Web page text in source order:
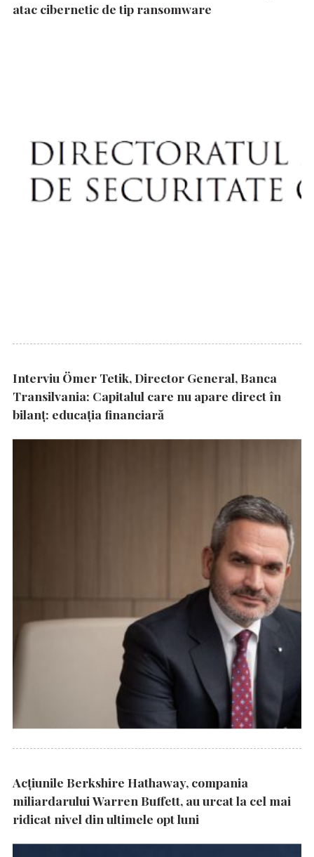
atac cibernetic de tip ransomware
Interviu Ömer Tetik, Director General, Banca
Transilvania: Capitalul care nu apare direct în
bilanț: educația financiară
Acțiunile Berkshire Hathaway, compania
miliardarului Warren Buffett, au urcat la cel mai
ridicat nivel din ultimele opt luni